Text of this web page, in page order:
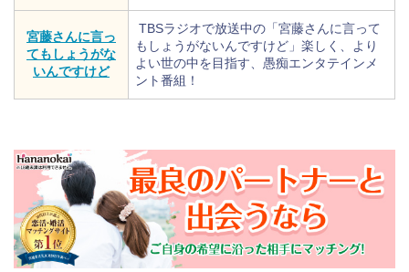
宮藤さんに言っ
てもしょうがな
いんですけど
TBSラジオで放送中の「宮藤さんに言って
もしょうがないんですけど」楽しく、より
よい世の中を目指す、愚痴エンタテインメ
ント番組！